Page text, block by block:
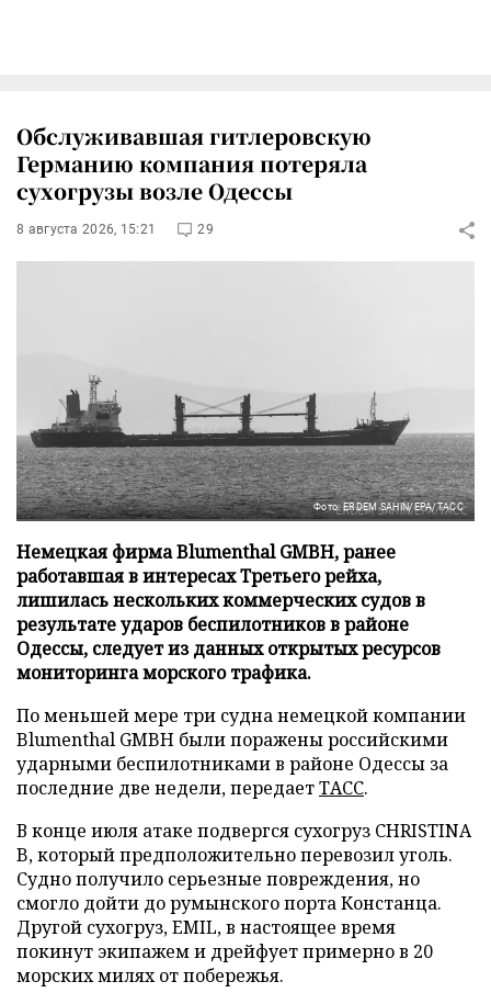
Обслуживавшая гитлеровскую
Германию компания потеряла
сухогрузы возле Одессы
8 августа 2026, 15:21 29
Фото: ERDEM SAHIN/EPA/ТАСС
Немецкая фирма Blumenthal GMBH, ранее
работавшая в интересах Третьего рейха,
лишилась нескольких коммерческих судов в
результате ударов беспилотников в районе
Одессы, следует из данных открытых ресурсов
мониторинга морского трафика.
По меньшей мере три судна немецкой компании
Blumenthal GMBH были поражены российскими
ударными беспилотниками в районе Одессы за
последние две недели, передаетТАСС.
В конце июля атаке подвергся сухогруз CHRISTINA
B, который предположительно перевозил уголь.
Судно получило серьезные повреждения, но
смогло дойти до румынского порта Констанца.
Другой сухогруз, EMIL, в настоящее время
покинут экипажем и дрейфует примерно в 20
морских милях от побережья.